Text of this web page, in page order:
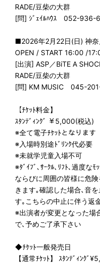
RADE/豆柴の大群
[問] ｼﾞｪｲﾙﾊｳｽ 052-936-
■2026年2月22日(日) 神奈
OPEN / START 16:00 /
[出演] ASP／BiTE A
RADE/豆柴の大群
[問] KM MUSIC 045-
【ﾁｹｯﾄ料金】
ｽﾀﾝﾃﾞｨﾝｸﾞ ￥5,000(税込)
※全て電子ﾁｹｯﾄとなります
※入場時別途ﾄﾞﾘﾝｸ代必要
※未就学児童入場不可
※ﾀﾞｲﾌﾞ､ｻｰｸﾙ､ﾘﾌﾄ､過度な
ならびに周囲の皆様に危
きます｡確認した場合､音
す｡こちらの中止に伴う返
※出演者が変更となった場
で､予めご了承下さい
◆ﾁｹｯﾄ一般発売日
【通常ﾁｹｯﾄ】 ｽﾀﾝﾃﾞｨﾝｸﾞ